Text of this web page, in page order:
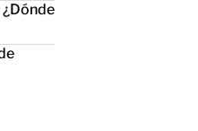
¿Dónde